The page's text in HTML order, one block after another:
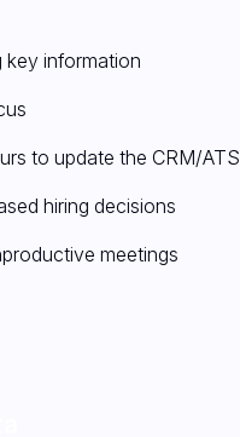
key information
to update the CRM/ATS
hiring decisions
meetings